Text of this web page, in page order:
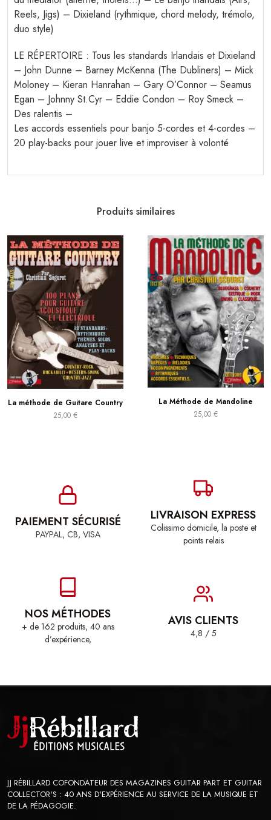
Reels, Jigs) – Dixieland (rythmique, chord melody, trémolo,
duo style)
LE RÉPERTOIRE : Tous les standards Irlandais et Dixieland
– John Dunne – Barney McKenna (The Dubliners) – Mick
Moloney – Kieran Hanrahan – Gary O’Connor – Seamus
Egan – Johnny St.Cyr – Eddie Condon – Roy Smeck –
Des ralentis –
Les accords essentiels pour banjo 5-cordes et 4-cordes –
20 play-backs pour jouer live et improviser à volonté
Produits similaires
La méthode de Guitare Country
25,00 €
La Méthode de Mandoline
25,00 €
PAIEMENT SÉCURISÉ
PAYPAL, CB, VISA
LIVRAISON EXPRESS
Colissimo domicile, la poste et
points relais
NOS MÉTHODES
+ de 162 produits, 40 ans
d’expérience,
AVIS CLIENTS
4,8 / 5
JJ RÉBILLARD COFONDATEUR DES MAGAZINES GUITAR PART ET GUITAR
COLLECTOR'S : 40 ANS D'EXPÉRIENCE AU SERVICE DE LA MUSIQUE ET
DE LA PÉDAGOGIE.